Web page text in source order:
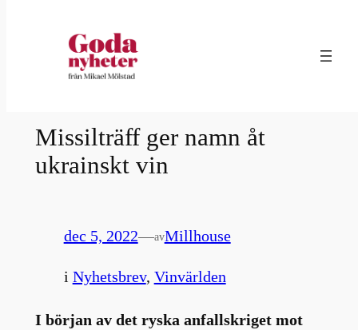
Missilträff ger namn åt
ukrainskt vin
dec 5, 2022—avMillhouse
i Nyhetsbrev, Vinvärlden
I början av det ryska anfallskriget mot